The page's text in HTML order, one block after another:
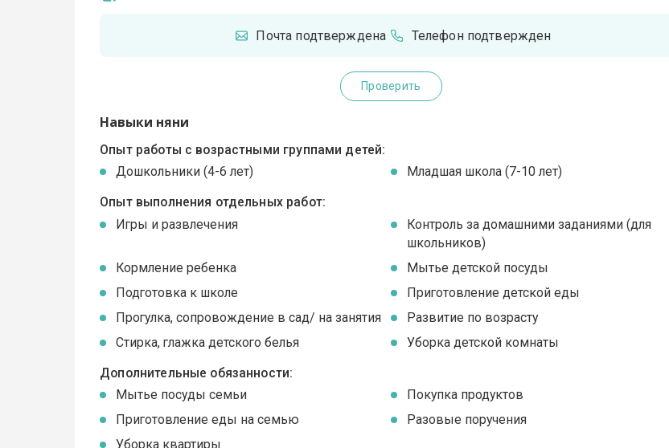
Почта подтверждена Телефон подтвержден
Проверить
Навыки няни
Опыт работы с возрастными группами детей:
Дошкольники (4-6 лет)
Младшая школа (7-10 лет)
Опыт выполнения отдельных работ:
Игры и развлечения
Контроль за домашними заданиями (для
школьников)
Кормление ребенка
Мытье детской посуды
Подготовка к школе
Приготовление детской еды
Прогулка, сопровождение в сад/ на занятия
Развитие по возрасту
Стирка, глажка детского белья
Уборка детской комнаты
Дополнительные обязанности:
Мытье посуды семьи
Покупка продуктов
Приготовление еды на семью
Разовые поручения
Уборка квартиры